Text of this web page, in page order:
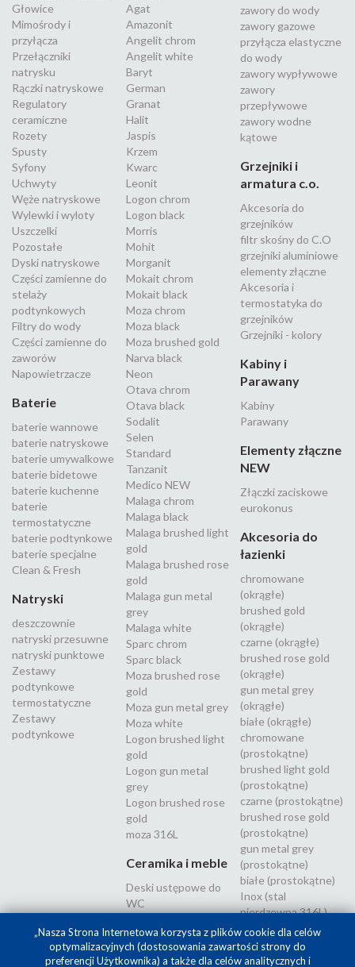
Głowice
Mimośrody i
przyłącza
Przełączniki
natrysku
Rączki natryskowe
Regulatory
ceramiczne
Rozety
Spusty
Syfony
Uchwyty
Węże natryskowe
Wylewki i wyloty
Uszczelki
Pozostałe
Dyski natryskowe
Części zamienne do
stelaży
podtynkowych
Filtry do wody
Części zamienne do
zaworów
Napowietrzacze
Baterie
baterie wannowe
baterie natryskowe
baterie umywalkowe
baterie bidetowe
baterie kuchenne
baterie
termostatyczne
baterie podtynkowe
baterie specjalne
Clean & Fresh
Natryski
deszczownie
natryski przesuwne
natryski punktowe
Zestawy
podtynkowe
termostatyczne
Zestawy
podtynkowe
Agat
Amazonit
Angelit chrom
Angelit white
Baryt
German
Granat
Halit
Jaspis
Krzem
Kwarc
Leonit
Logon chrom
Logon black
Morris
Mohit
Morganit
Mokait chrom
Mokait black
Moza chrom
Moza black
Moza brushed gold
Narva black
Neon
Otava chrom
Otava black
Sodalit
Selen
Standard
Tanzanit
Medico NEW
Malaga chrom
Malaga black
Malaga brushed light
gold
Malaga brushed rose
gold
Malaga gun metal
grey
Malaga white
Sparc chrom
Sparc black
Moza brushed rose
gold
Moza gun metal grey
Moza white
Logon brushed light
gold
Logon gun metal
grey
Logon brushed rose
gold
moza 316L
Ceramika i meble
Deski ustępowe do
WC
zawory do wody
zawory gazowe
przyłącza elastyczne
do wody
zawory wypływowe
zawory
przepływowe
zawory wodne
kątowe
Grzejniki i
armatura c.o.
Akcesoria do
grzejników
filtr skośny do C.O
grzejniki aluminiowe
elementy złączne
Akcesoria i
termostatyka do
grzejników
Grzejniki - kolory
Kabiny i
Parawany
Kabiny
Parawany
Elementy złączne
NEW
Złączki zaciskowe
eurokonus
Akcesoria do
łazienki
chromowane
(okrągłe)
brushed gold
(okrągłe)
czarne (okrągłe)
brushed rose gold
(okrągłe)
gun metal grey
(okrągłe)
białe (okrągłe)
chromowane
(prostokątne)
brushed light gold
(prostokątne)
czarne (prostokątne)
brushed rose gold
(prostokątne)
gun metal grey
(prostokątne)
białe (prostokątne)
Inox (stal
nierdzewna 316L)
„Nasza Strona Internetowa korzysta z plików cookie dla celów
optymalizacyjnych (dostosowania zawartości strony do
preferencji Użytkownika) a także dla celów analitycznych i